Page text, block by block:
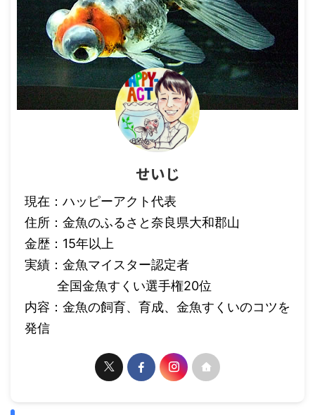
せいじ
現在：ハッピーアクト代表
住所：金魚のふるさと奈良県大和郡山
金歴：15年以上
実績：金魚マイスター認定者
全国金魚すくい選手権20位
内容：金魚の飼育、育成、金魚すくいのコツを
発信